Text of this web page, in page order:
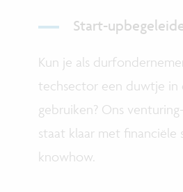
Start-
Kun je als
techsector een duwtje in
gebruiken? Ons
staat klaar met financiële
knowhow.